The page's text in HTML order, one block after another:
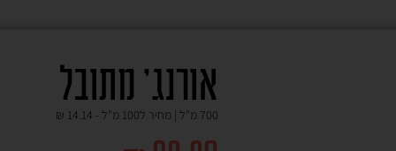
אורנג' מתובל
700 מ"ל | מחיר ל100 מ"ל - 14.14
₪